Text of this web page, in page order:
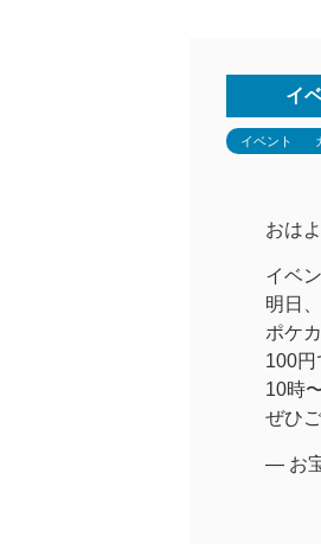
イ
イベント
おは
イベ
明日
ポケ
100円
10時
ぜひ
— お